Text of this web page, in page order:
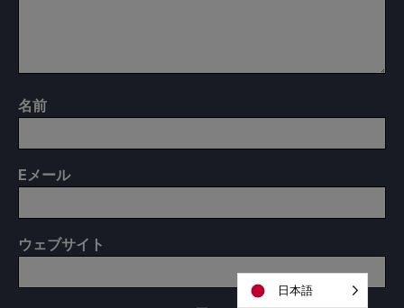
名前
E メール
ウェブサイト
日本語